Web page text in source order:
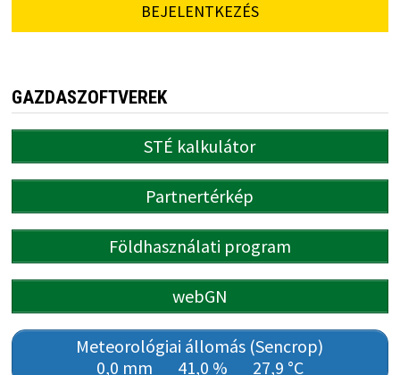
BEJELENTKEZÉS
GAZDASZOFTVEREK
STÉ kalkulátor
Partnertérkép
Földhasználati program
webGN
Meteorológiai állomás (Sencrop)
0,0 mm
41,0 % 27,9 °C